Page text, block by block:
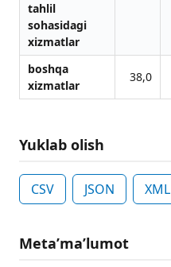
tahlil
sohasidagi
xizmatlar
boshqa
xizmatlar
38,0
Yuklab olish
CSV JSON XML
Metaʼmaʼlumot